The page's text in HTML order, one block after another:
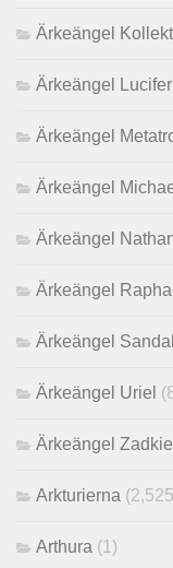
Ärkeängel
Ärkeängel Lucifer
Ärkeängel
Ärkeängel
Ärkeängel
Ärkeängel
Ärkeängel
Ärkeängel Uriel
Ärkeängel Zadkiel
Arkturierna
Arthura (1)